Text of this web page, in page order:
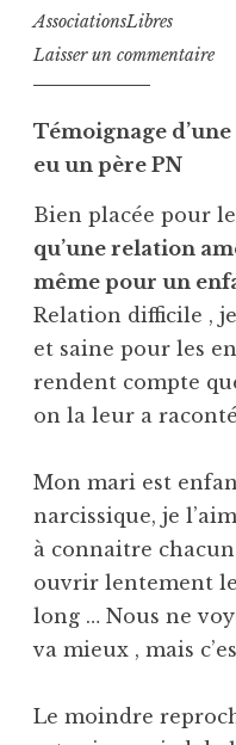
AssociationsLibres
Laisser un commentaire
Témoignage
eu un père PN
Bien placée pour
qu’une relation
même pour un
Relation difficile ,
et saine pour les
rendent compte
on la leur a
Mon mari est
narcissique, je
à connaitre
ouvrir lentement
long … Nous ne
va mieux , mais
Le moindre